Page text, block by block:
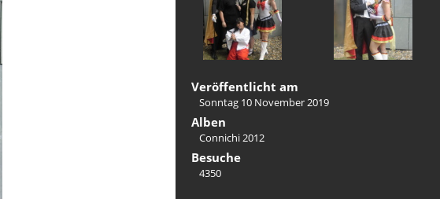
Veröffentlicht am
Sonntag 10 November 2019
Alben
Connichi 2012
Besuche
4350